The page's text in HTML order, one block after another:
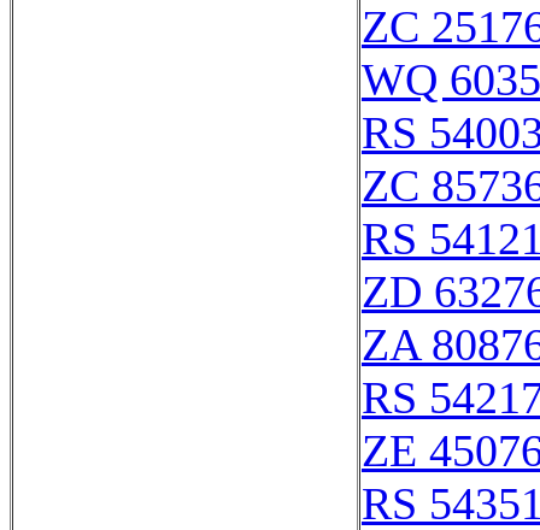
ZC
WQ 6035
RS
ZC
RS
ZD
ZA
RS
ZE
RS